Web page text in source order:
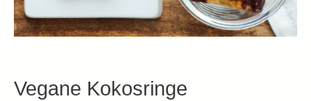
Vegane Kokosringe